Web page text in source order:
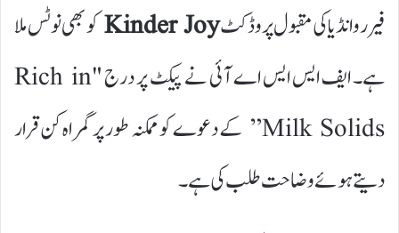
فیررو انڈیا کی مقبول پروڈکٹKinder Joyکو بھی نوٹس ملا
ہے۔ ایف ایس ایس اے آئی نے پیکٹ پر درج "Rich in
Milk Solids” کے دعوے کو ممکنہ طور پر گمراہ کن قرار
دیتے ہوئے وضاحت طلب کی ہے۔